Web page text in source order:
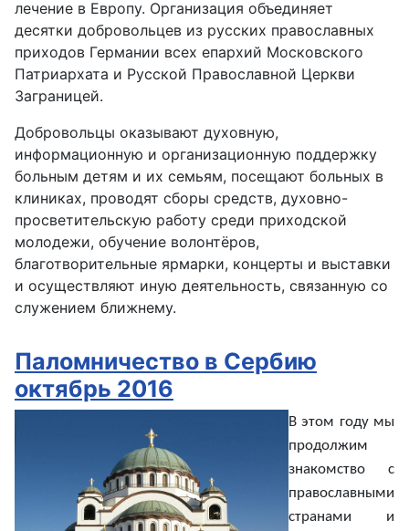
лечение в Европу. Организация объединяет
десятки добровольцев из русских православных
приходов Германии всех епархий Московского
Патриархата и Русской Православной Церкви
Заграницей.
Добровольцы оказывают духовную,
информационную и организационную поддержку
больным детям и их семьям, посещают больных в
клиниках, проводят сборы средств, духовно-
просветительскую работу среди приходской
молодежи, обучение волонтёров,
благотворительные ярмарки, концерты и выставки
и осуществляют иную деятельность, связанную со
служением ближнему.
Паломничество в Сербию
октябрь 2016
В этом году мы
продолжим
знакомство с
православными
странами и